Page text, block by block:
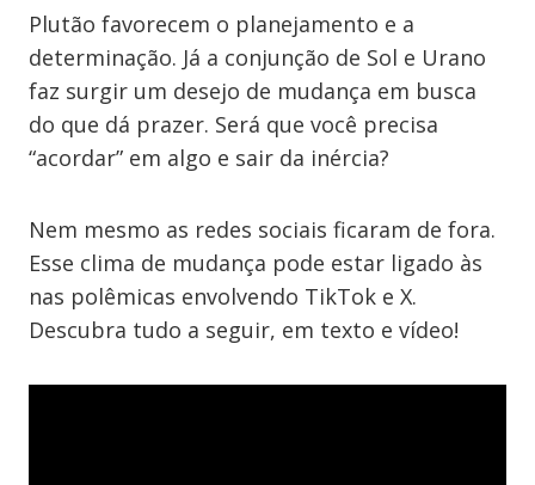
Plutão favorecem o planejamento e a
determinação. Já a conjunção de Sol e Urano
faz surgir um desejo de mudança em busca
do que dá prazer. Será que você precisa
“acordar” em algo e sair da inércia?
Nem mesmo as redes sociais ficaram de fora.
Esse clima de mudança pode estar ligado às
nas polêmicas envolvendo TikTok e X.
Descubra tudo a seguir, em texto e vídeo!